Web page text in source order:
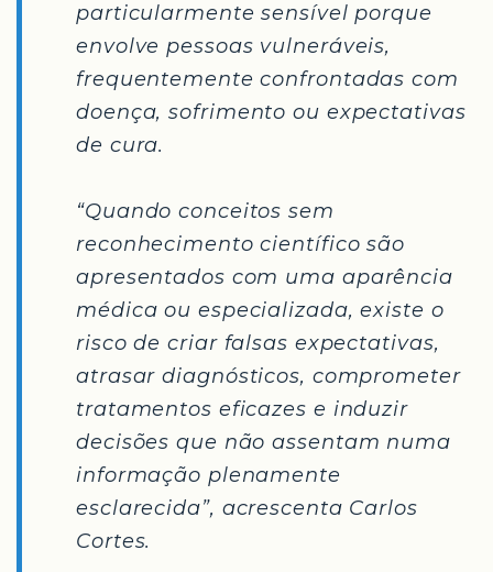
particularmente sensível porque
envolve pessoas vulneráveis,
frequentemente confrontadas com
doença, sofrimento ou expectativas
de cura.
“Quando conceitos sem
reconhecimento científico são
apresentados com uma aparência
médica ou especializada, existe o
risco de criar falsas expectativas,
atrasar diagnósticos, comprometer
tratamentos eficazes e induzir
decisões que não assentam numa
informação plenamente
esclarecida”, acrescenta Carlos
Cortes.